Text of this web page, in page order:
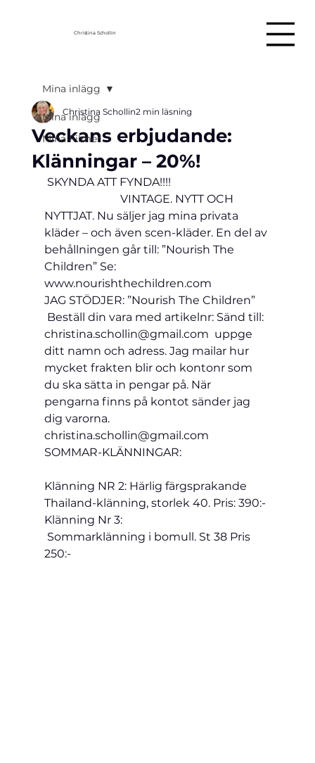
Christina Schollin
Mina inlägg
Mina Filmer
Mina inlägg
Veckans erbjudande:
Klänningar – 20%!
Christina Schollin2 min läsning
SKYNDA ATT FYNDA!!!!
VINTAGE. NYTT OCH
NYTTJAT. Nu säljer jag mina privata
kläder – och även scen-kläder. En del av
behållningen går till: ”Nourish The
Children” Se:
www.nourishthechildren.com
JAG STÖDJER: ”Nourish The Children”
Beställ din vara med artikelnr: Sänd till:
christina.schollin@gmail.com  uppge
ditt namn och adress. Jag mailar hur
mycket frakten blir och kontonr som
du ska sätta in pengar på. När
pengarna finns på kontot sänder jag
dig varorna.
christina.schollin@gmail.com
SOMMAR-KLÄNNINGAR:
Klänning NR 2: Härlig färgsprakande
Thailand-klänning, storlek 40. Pris: 390:-
Klänning Nr 3:
Sommarklänning i bomull. St 38 Pris
250:-